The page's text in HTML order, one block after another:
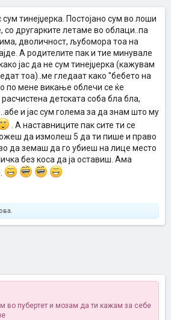
тинејџерка. Постојано сум во лоши
со другарките летаме во облаци..па
дволичност, љубомора тоа на
А родителите пак и тие минувале
јас да не сум тинејџерка (кажувам
тоа)..ме гледаат како ''бебето на
по мене викање облечи се ќе
детската соба бла бла,
..абе и јас сум голема за да знам што му
. А наставниците пак сите ти се
да измолеш 5 да ти пише и право
да земаш да го убиеш на лице место
без коса да ја оставиш. Ама
во пубертет и мозам да ти кажам за себе